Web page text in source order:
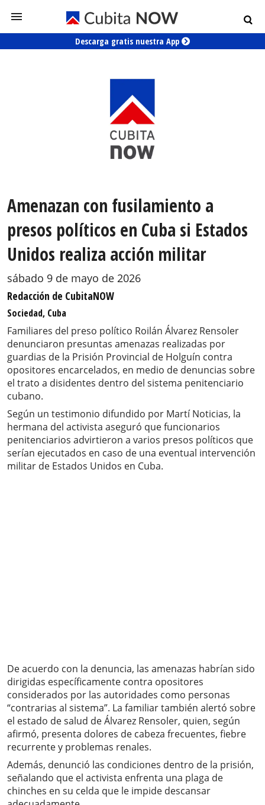
Descarga gratis nuestra App
Amenazan con fusilamiento a
presos políticos en Cuba si Estados
Unidos realiza acción militar
sábado 9 de mayo de 2026
Redacción de CubitaNOW
Sociedad, Cuba
Familiares del preso político Roilán Álvarez Rensoler
denunciaron presuntas amenazas realizadas por
guardias de la Prisión Provincial de Holguín contra
opositores encarcelados, en medio de denuncias sobre
el trato a disidentes dentro del sistema penitenciario
cubano.
Según un testimonio difundido por Martí Noticias, la
hermana del activista aseguró que funcionarios
penitenciarios advirtieron a varios presos políticos que
serían ejecutados en caso de una eventual intervención
militar de Estados Unidos en Cuba.
De acuerdo con la denuncia, las amenazas habrían sido
dirigidas específicamente contra opositores
considerados por las autoridades como personas
“contrarias al sistema”. La familiar también alertó sobre
el estado de salud de Álvarez Rensoler, quien, según
afirmó, presenta dolores de cabeza frecuentes, fiebre
recurrente y problemas renales.
Además, denunció las condiciones dentro de la prisión,
señalando que el activista enfrenta una plaga de
chinches en su celda que le impide descansar